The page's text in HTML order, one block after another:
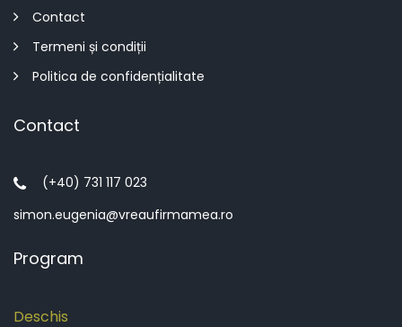
Contact
Termeni și condiții
Politica de confidențialitate
Contact
(+40) 731 117 023
simon.eugenia@vreaufirmamea.ro
Program
Deschis